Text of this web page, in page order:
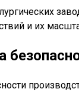
и их